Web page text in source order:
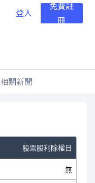
登入
免費註
冊
相關新聞
股票股利除權日
無